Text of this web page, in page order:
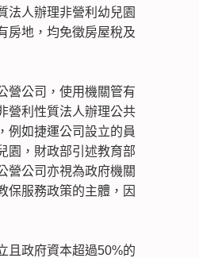
法人辦理非營利幼兒園
房地，均免徵房屋稅及
營公司，使用機關管有
營利性質法人辦理公共
例如捷運公司設立的員
園，財政部引述教育部
營公司亦視為政府機關
保服務政策的主體，因
且政府資本超過50%的